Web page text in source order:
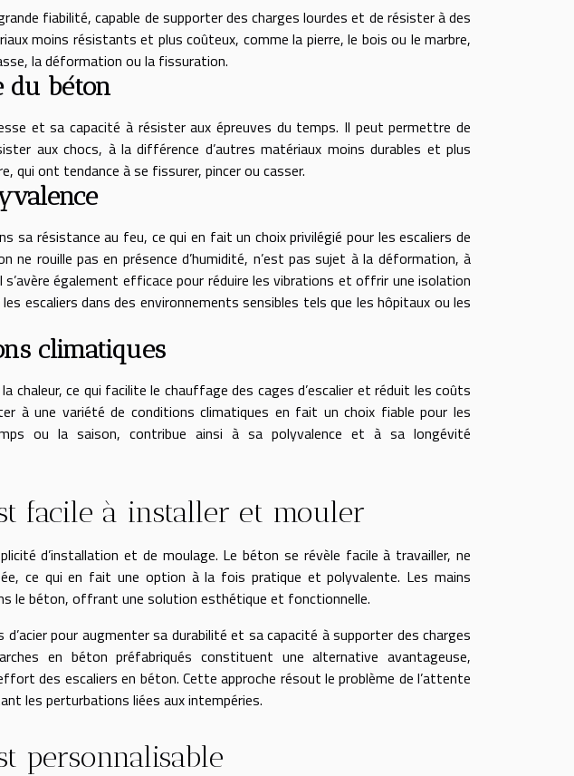
fiabilité, capable de supporter des charges lourdes et de résister à des
moins résistants et plus coûteux, comme la pierre, le bois ou le marbre,
la déformation ou la fissuration.
du béton
et sa capacité à résister aux épreuves du temps. Il peut permettre de
aux chocs, à la différence d’autres matériaux moins durables et plus
qui ont tendance à se fissurer, pincer ou casser.
sa résistance au feu, ce qui en fait un choix privilégié pour les escaliers de
ne rouille pas en présence d’humidité, n’est pas sujet à la déformation, à
s’avère également efficace pour réduire les vibrations et offrir une isolation
escaliers dans des environnements sensibles tels que les hôpitaux ou les
climatiques
chaleur, ce qui facilite le chauffage des cages d’escalier et réduit les coûts
à une variété de conditions climatiques en fait un choix fiable pour les
ou la saison, contribue ainsi à sa polyvalence et à sa longévité
facile à installer et mouler
d’installation et de moulage. Le béton se révèle facile à travailler, ne
ce qui en fait une option à la fois pratique et polyvalente. Les mains
le béton, offrant une solution esthétique et fonctionnelle.
pour augmenter sa durabilité et sa capacité à supporter des charges
en béton préfabriqués constituent une alternative avantageuse,
des escaliers en béton. Cette approche résout le problème de l’attente
les perturbations liées aux intempéries.
personnalisable